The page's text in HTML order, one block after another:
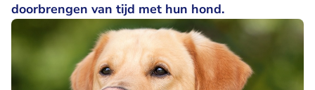
doorbrengen van tijd met hun hond.